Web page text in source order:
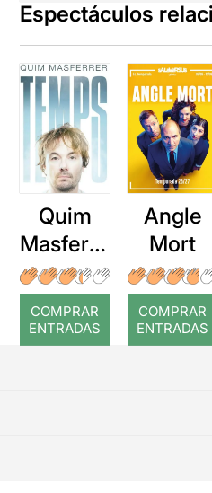
Espectáculos
Quim
Masferre
r: Temps
COMPRAR
ENTRADAS
Angle
Mort
COMPRAR
ENTRADAS